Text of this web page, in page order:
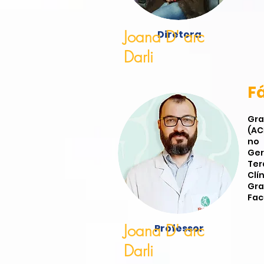
Diretora
Joana D' arc
Darli
Professor
Joana D' arc
Darli